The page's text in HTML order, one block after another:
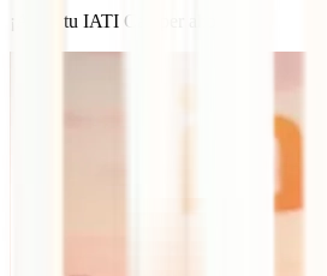
¡A por tu IATI Camper ahora!